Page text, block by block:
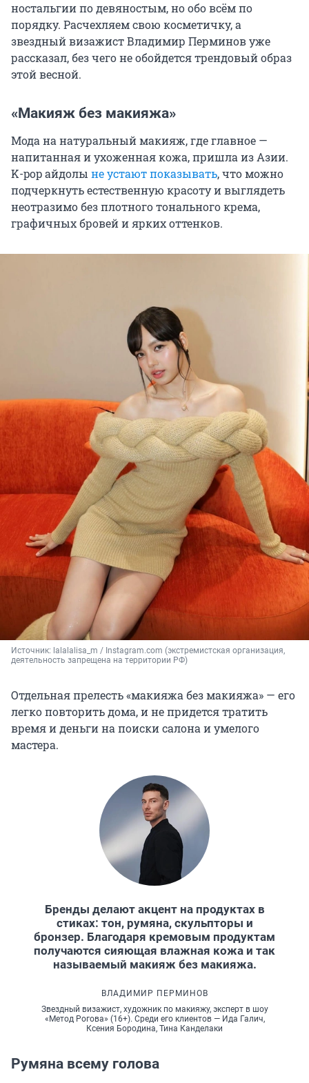
ностальгии по девяностым, но обо всём по
порядку. Расчехляем свою косметичку, а
звездный визажист Владимир Перминов уже
рассказал, без чего не обойдется трендовый образ
этой весной.
«Макияж без макияжа»
Мода на натуральный макияж, где главное —
напитанная и ухоженная кожа, пришла из Азии.
K-pop айдолы не устают показывать, что можно
подчеркнуть естественную красоту и выглядеть
неотразимо без плотного тонального крема,
графичных бровей и ярких оттенков.
Источник: lalalalisa_m / Instagram.com (экстремистская организация,
деятельность запрещена на территории РФ)
Отдельная прелесть «макияжа без макияжа» — его
легко повторить дома, и не придется тратить
время и деньги на поиски салона и умелого
мастера.
Бренды делают акцент на продуктах в
стиках: тон, румяна, скульпторы и
бронзер. Благодаря кремовым продуктам
получаются сияющая влажная кожа и так
называемый макияж без макияжа.
ВЛАДИМИР ПЕРМИНОВ
Звездный визажист, художник по макияжу, эксперт в шоу
«Метод Рогова» (16+). Среди его клиентов — Ида Галич,
Ксения Бородина, Тина Канделаки
Румяна всему голова